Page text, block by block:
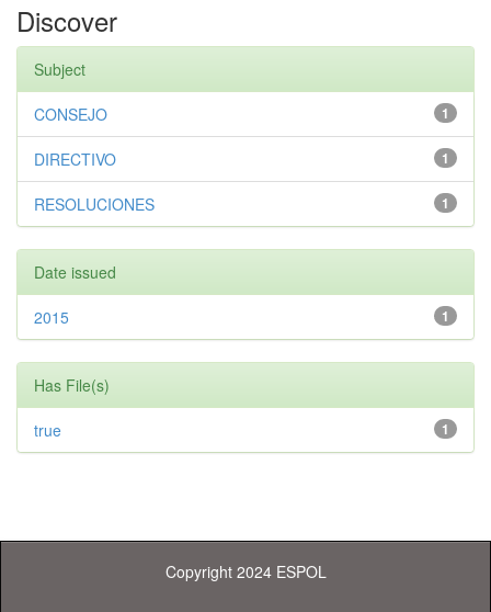
Discover
Subject
1
CONSEJO
1
DIRECTIVO
1
RESOLUCIONES
Date issued
1
2015
Has File(s)
1
true
Copyright 2024 ESPOL